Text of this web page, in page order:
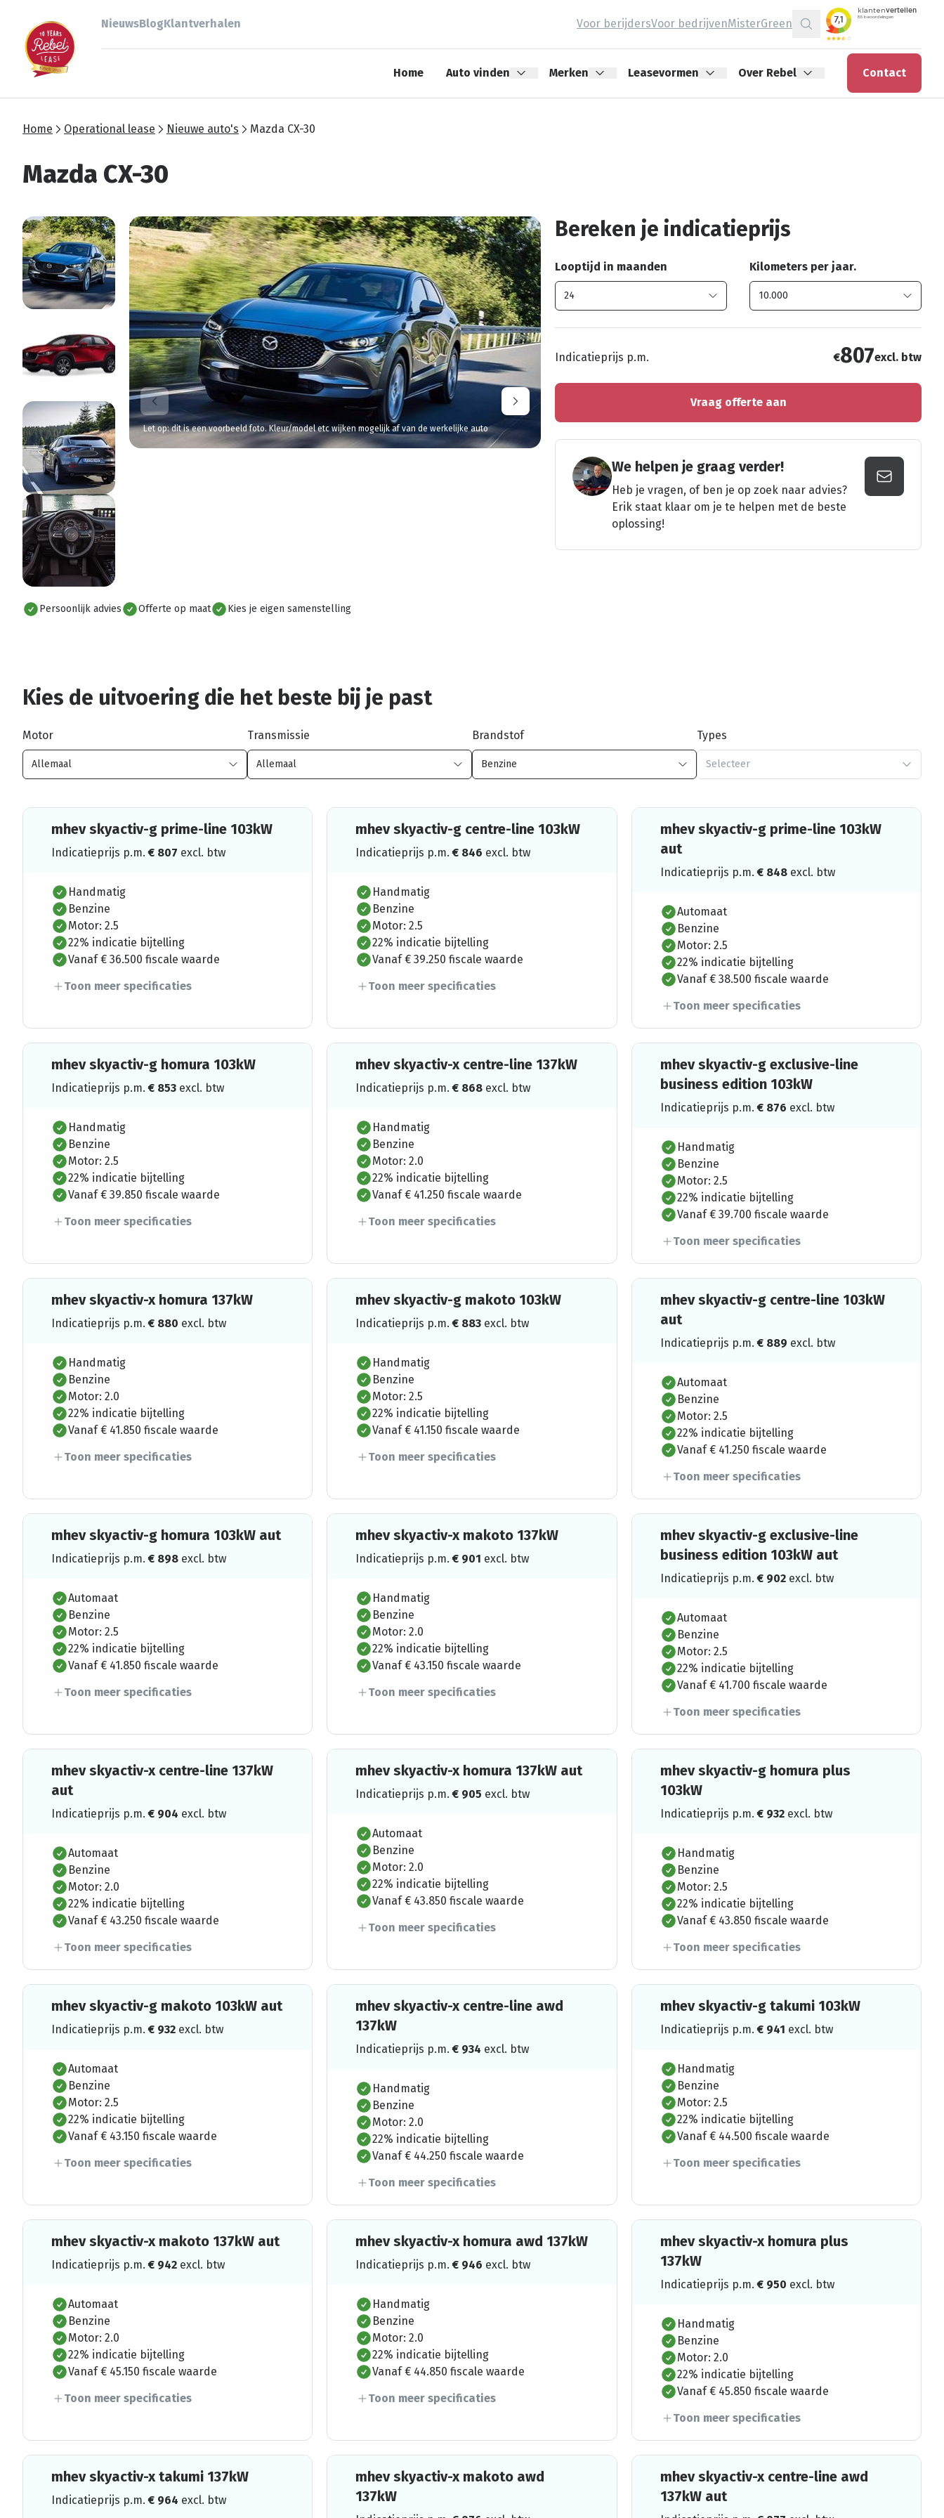
NieuwsBlogKlantverhalen Voor berijdersVoor bedrijvenMisterGreen
Zoeken
Home Auto vinden Merken Leasevormen Over Rebel Contact
Home Operational lease Nieuwe auto's Mazda CX-30
Mazda CX-30
Alles bekijken
Let op: dit is een voorbeeld foto. Kleur/model etc wijken mogelijk af van de werkelijke auto
Persoonlijk advies Offerte op maat Kies je eigen samenstelling
Bereken je indicatieprijs
Looptijd in maanden Kilometers per jaar.
Indicatieprijs p.m. €807excl. btw
Vraag offerte aan
We helpen je graag verder!
Heb je vragen, of ben je op zoek naar advies?
Erik staat klaar om je te helpen met de beste
oplossing!
Kies de uitvoering die het beste bij je past
Motor Transmissie Brandstof Types
Selecteer
mhev skyactiv-g prime-line 103kW
Indicatieprijs p.m.€ 807 excl. btw
Handmatig
Benzine
Motor: 2.5
22% indicatie bijtelling
Vanaf € 36.500 fiscale waarde
Toon meer specificaties
mhev skyactiv-g centre-line 103kW
Indicatieprijs p.m.€ 846 excl. btw
Handmatig
Benzine
Motor: 2.5
22% indicatie bijtelling
Vanaf € 39.250 fiscale waarde
Toon meer specificaties
mhev skyactiv-g prime-line 103kW
aut
Indicatieprijs p.m.€ 848 excl. btw
Automaat
Benzine
Motor: 2.5
22% indicatie bijtelling
Vanaf € 38.500 fiscale waarde
Toon meer specificaties
mhev skyactiv-g homura 103kW
Indicatieprijs p.m.€ 853 excl. btw
Handmatig
Benzine
Motor: 2.5
22% indicatie bijtelling
Vanaf € 39.850 fiscale waarde
Toon meer specificaties
mhev skyactiv-x centre-line 137kW
Indicatieprijs p.m.€ 868 excl. btw
Handmatig
Benzine
Motor: 2.0
22% indicatie bijtelling
Vanaf € 41.250 fiscale waarde
Toon meer specificaties
mhev skyactiv-g exclusive-line
business edition 103kW
Indicatieprijs p.m.€ 876 excl. btw
Handmatig
Benzine
Motor: 2.5
22% indicatie bijtelling
Vanaf € 39.700 fiscale waarde
Toon meer specificaties
mhev skyactiv-x homura 137kW
Indicatieprijs p.m.€ 880 excl. btw
Handmatig
Benzine
Motor: 2.0
22% indicatie bijtelling
Vanaf € 41.850 fiscale waarde
Toon meer specificaties
mhev skyactiv-g makoto 103kW
Indicatieprijs p.m.€ 883 excl. btw
Handmatig
Benzine
Motor: 2.5
22% indicatie bijtelling
Vanaf € 41.150 fiscale waarde
Toon meer specificaties
mhev skyactiv-g centre-line 103kW
aut
Indicatieprijs p.m.€ 889 excl. btw
Automaat
Benzine
Motor: 2.5
22% indicatie bijtelling
Vanaf € 41.250 fiscale waarde
Toon meer specificaties
mhev skyactiv-g homura 103kW aut
Indicatieprijs p.m.€ 898 excl. btw
Automaat
Benzine
Motor: 2.5
22% indicatie bijtelling
Vanaf € 41.850 fiscale waarde
Toon meer specificaties
mhev skyactiv-x makoto 137kW
Indicatieprijs p.m.€ 901 excl. btw
Handmatig
Benzine
Motor: 2.0
22% indicatie bijtelling
Vanaf € 43.150 fiscale waarde
Toon meer specificaties
mhev skyactiv-g exclusive-line
business edition 103kW aut
Indicatieprijs p.m.€ 902 excl. btw
Automaat
Benzine
Motor: 2.5
22% indicatie bijtelling
Vanaf € 41.700 fiscale waarde
Toon meer specificaties
mhev skyactiv-x centre-line 137kW
aut
Indicatieprijs p.m.€ 904 excl. btw
Automaat
Benzine
Motor: 2.0
22% indicatie bijtelling
Vanaf € 43.250 fiscale waarde
Toon meer specificaties
mhev skyactiv-x homura 137kW aut
Indicatieprijs p.m.€ 905 excl. btw
Automaat
Benzine
Motor: 2.0
22% indicatie bijtelling
Vanaf € 43.850 fiscale waarde
Toon meer specificaties
mhev skyactiv-g homura plus
103kW
Indicatieprijs p.m.€ 932 excl. btw
Handmatig
Benzine
Motor: 2.5
22% indicatie bijtelling
Vanaf € 43.850 fiscale waarde
Toon meer specificaties
mhev skyactiv-g makoto 103kW aut
Indicatieprijs p.m.€ 932 excl. btw
Automaat
Benzine
Motor: 2.5
22% indicatie bijtelling
Vanaf € 43.150 fiscale waarde
Toon meer specificaties
mhev skyactiv-x centre-line awd
137kW
Indicatieprijs p.m.€ 934 excl. btw
Handmatig
Benzine
Motor: 2.0
22% indicatie bijtelling
Vanaf € 44.250 fiscale waarde
Toon meer specificaties
mhev skyactiv-g takumi 103kW
Indicatieprijs p.m.€ 941 excl. btw
Handmatig
Benzine
Motor: 2.5
22% indicatie bijtelling
Vanaf € 44.500 fiscale waarde
Toon meer specificaties
mhev skyactiv-x makoto 137kW aut
Indicatieprijs p.m.€ 942 excl. btw
Automaat
Benzine
Motor: 2.0
22% indicatie bijtelling
Vanaf € 45.150 fiscale waarde
Toon meer specificaties
mhev skyactiv-x homura awd 137kW
Indicatieprijs p.m.€ 946 excl. btw
Handmatig
Benzine
Motor: 2.0
22% indicatie bijtelling
Vanaf € 44.850 fiscale waarde
Toon meer specificaties
mhev skyactiv-x homura plus
137kW
Indicatieprijs p.m.€ 950 excl. btw
Handmatig
Benzine
Motor: 2.0
22% indicatie bijtelling
Vanaf € 45.850 fiscale waarde
Toon meer specificaties
mhev skyactiv-x takumi 137kW
Indicatieprijs p.m.€ 964 excl. btw
mhev skyactiv-x makoto awd
137kW
mhev skyactiv-x centre-line awd
137kW aut